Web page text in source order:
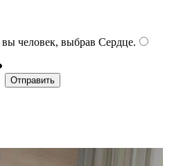
человек, выбрав Сердце.